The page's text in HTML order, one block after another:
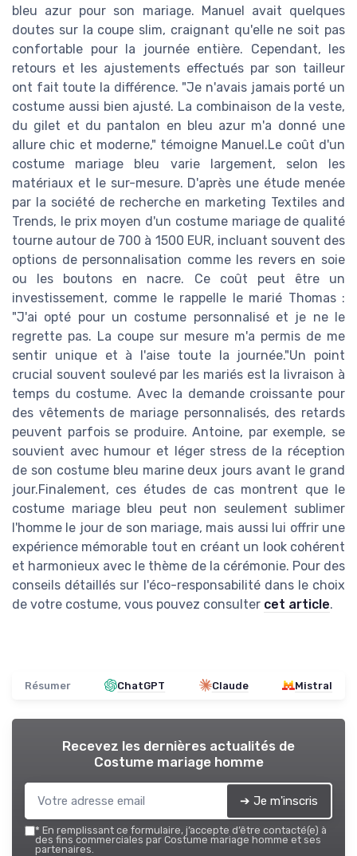
bleu azur pour son mariage. Manuel avait quelques
doutes sur la coupe slim, craignant qu'elle ne soit pas
confortable pour la journée entière. Cependant, les
retours et les ajustements effectués par son tailleur
ont fait toute la différence. "Je n'avais jamais porté un
costume aussi bien ajusté. La combinaison de la veste,
du gilet et du pantalon en bleu azur m'a donné une
allure chic et moderne," témoigne Manuel.Le coût d'un
costume mariage bleu varie largement, selon les
matériaux et le sur-mesure. D'après une étude menée
par la société de recherche en marketing Textiles and
Trends, le prix moyen d'un costume mariage de qualité
tourne autour de 700 à 1500 EUR, incluant souvent des
options de personnalisation comme les revers en soie
ou les boutons en nacre. Ce coût peut être un
investissement, comme le rappelle le marié Thomas :
"J'ai opté pour un costume personnalisé et je ne le
regrette pas. La coupe sur mesure m'a permis de me
sentir unique et à l'aise toute la journée."Un point
crucial souvent soulevé par les mariés est la livraison à
temps du costume. Avec la demande croissante pour
des vêtements de mariage personnalisés, des retards
peuvent parfois se produire. Antoine, par exemple, se
souvient avec humour et léger stress de la réception
de son costume bleu marine deux jours avant le grand
jour.Finalement, ces études de cas montrent que le
costume mariage bleu peut non seulement sublimer
l'homme le jour de son mariage, mais aussi lui offrir une
expérience mémorable tout en créant un look cohérent
et harmonieux avec le thème de la cérémonie. Pour des
conseils détaillés sur l'éco-responsabilité dans le choix
de votre costume, vous pouvez consulter cet article.
Résumer ChatGPT Claude Mistral
Recevez les dernières actualités de
Costume mariage homme
➔ Je m'inscris
* En remplissant ce formulaire, j’accepte d’être contacté(e) à
des fins commerciales par Costume mariage homme et ses
partenaires.